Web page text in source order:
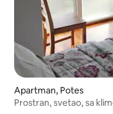
Apartman, Potes
Prostran, svetao, sa